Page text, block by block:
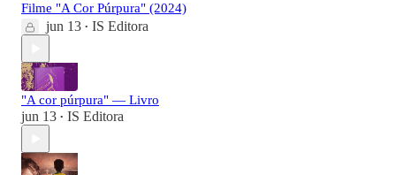
Filme "A Cor Púrpura" (2024)
jun 13 • IS Editora
"A cor púrpura" — Livro
jun 13 • IS Editora